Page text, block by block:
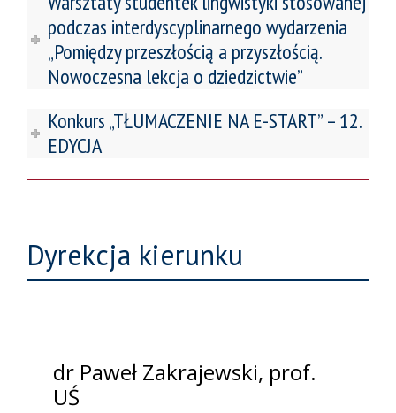
podczas interdyscyplinarnego wydarzenia
„Pomiędzy przeszłością a przyszłością.
Nowoczesna lekcja o dziedzictwie”
Konkurs „TŁUMACZENIE NA E-START” – 12.
EDYCJA
Dyrekcja kierunku
dr Paweł Zakrajewski, prof.
UŚ